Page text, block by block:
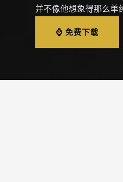
并不像他想象得那么
⌚ 免费下载